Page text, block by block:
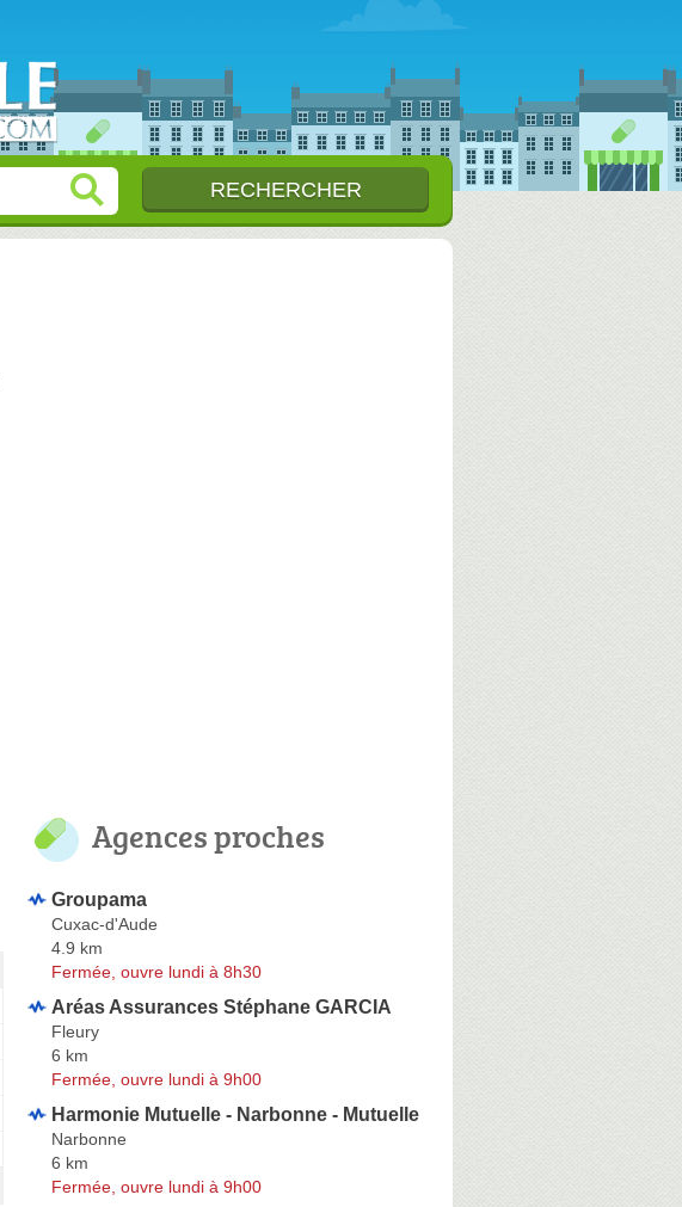
Agences proches
Groupama
Cuxac-d'Aude
4.9 km
Fermée, ouvre lundi à 8h30
Aréas Assurances Stéphane GARCIA
Fleury
6 km
Fermée, ouvre lundi à 9h00
Harmonie Mutuelle - Narbonne - Mutuelle
Narbonne
6 km
Fermée, ouvre lundi à 9h00